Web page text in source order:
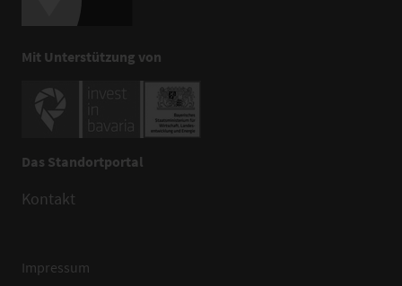
Mit Unterstützung von
Das Standortportal
Kontakt
Impressum